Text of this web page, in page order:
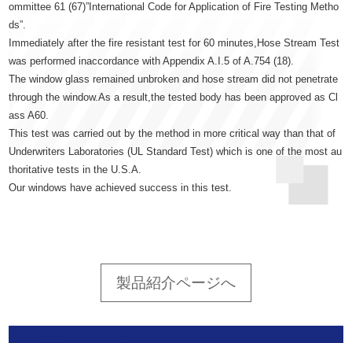
ommittee 61 (67)”International Code for Application of Fire Testing Metho
ds”.
Immediately after the fire resistant test for 60 minutes,Hose Stream Test
was performed inaccordance with Appendix A.I.5 of A.754 (18).
The window glass remained unbroken and hose stream did not penetrate
through the window.As a result,the tested body has been approved as Cl
ass A60.
This test was carried out by the method in more critical way than that of
Underwriters Laboratories (UL Standard Test) which is one of the most au
thoritative tests in the U.S.A.
Our windows have achieved success in this test.
製品紹介ページへ